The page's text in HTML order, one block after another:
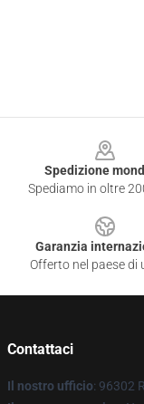
Spedizione
Spediamo in oltre
Garanzia
Offerto nel paese di
Contattaci
Il nostro ufficio: 96302